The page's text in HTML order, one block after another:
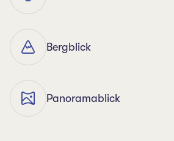
Bergblick
Panoramablick